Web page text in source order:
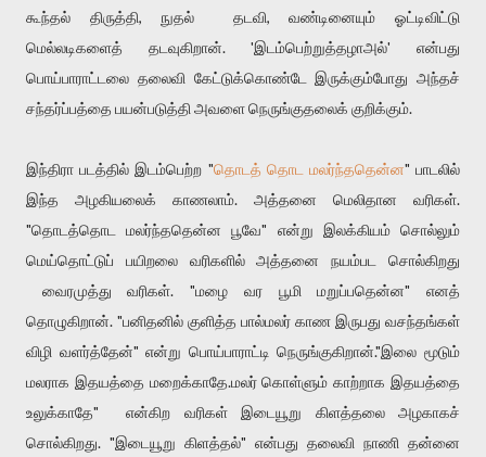
கூந்தல் திருத்தி, நுதல் தடவி, வண்டினையும் ஓட்டிவிட்டு
மெல்லடிகளைத் தடவுகிறான். 'இடம்பெற்றுத்தழாஅல்' என்பது
பொய்பாராட்டலை தலைவி கேட்டுக்கொண்டே இருக்கும்போது அந்தச்
சந்தர்ப்பத்தை பயன்படுத்தி அவளை நெருங்குதலைக் குறிக்கும்.
இந்திரா படத்தில் இடம்பெற்ற "தொடத் தொட மலர்ந்ததென்ன" பாடலில்
இந்த அழகியலைக் காணலாம். அத்தனை மெலிதான வரிகள்.
"தொடத்தொட மலர்ந்ததென்ன பூவே" என்று இலக்கியம் சொல்லும்
மெய்தொட்டுப் பயிறலை வரிகளில் அத்தனை நயம்பட சொல்கிறது
வைரமுத்து வரிகள். "மழை வர பூமி மறுப்பதென்ன" எனத்
தொழுகிறான். "பனிதனில் குளித்த பால்மலர் காண இருபது வசந்தங்கள்
விழி வளர்த்தேன்" என்று பொய்பாராட்டி நெருங்குகிறான்."இலை மூடும்
மலராக இதயத்தை மறைக்காதே.மலர் கொள்ளும் காற்றாக இதயத்தை
உலுக்காதே" என்கிற வரிகள் இடையூறு கிளத்தலை அழகாகச்
சொல்கிறது. "இடையூறு கிளத்தல்" என்பது தலைவி நாணி தன்னை